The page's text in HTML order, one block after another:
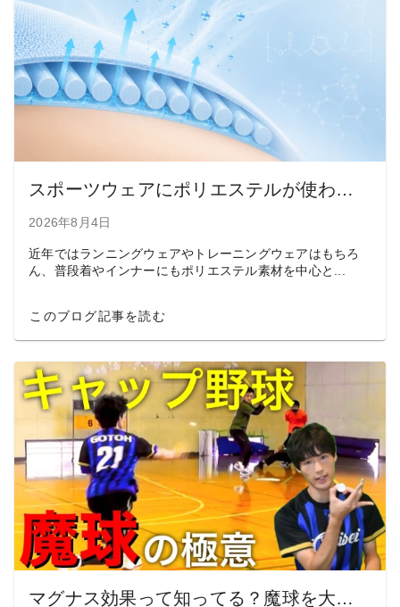
スポーツウェアにポリエステルが使われる理由｜吸汗速乾の仕組みとは？
2026年8月4日
近年ではランニングウェアやトレーニングウェアはもちろ
ん、普段着やインナーにもポリエステル素材を中心と...
このブログ記事を読む
マグナス効果って知ってる？魔球を大量生産するキャップ野球の原理